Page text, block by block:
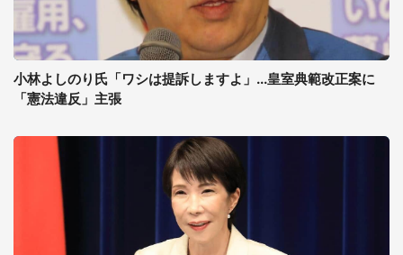
小林よしのり氏「ワシは提訴しますよ」...皇室典範改正案に
「憲法違反」主張